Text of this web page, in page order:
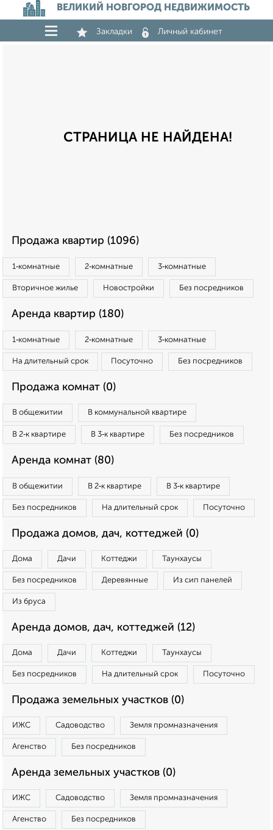
ВЕЛИКИЙ НОВГОРОД НЕДВИЖИМОСТЬ
Закладки Личный кабинет
СТРАНИЦА НЕ НАЙДЕНА!
Продажа квартир (1096)
1‑комнатные 2‑комнатные 3‑комнатные
Вторичное жилье Новостройки Без посредников
Аренда квартир (180)
1‑комнатные 2‑комнатные 3‑комнатные
На длительный срок Посуточно Без посредников
Продажа комнат (0)
В общежитии В коммунальной квартире
В 2‑к квартире В 3‑к квартире Без посредников
Аренда комнат (80)
В общежитии В 2‑к квартире В 3‑к квартире
Без посредников На длительный срок Посуточно
Продажа домов, дач, коттеджей (0)
Дома Дачи Коттеджи Таунхаусы
Без посредников Деревянные Из сип панелей
Из бруса
Аренда домов, дач, коттеджей (12)
Дома Дачи Коттеджи Таунхаусы
Без посредников На длительный срок Посуточно
Продажа земельных участков (0)
ИЖС Садоводство Земля промназначения
Агенство Без посредников
Аренда земельных участков (0)
ИЖС Садоводство Земля промназначения
Агенство Без посредников